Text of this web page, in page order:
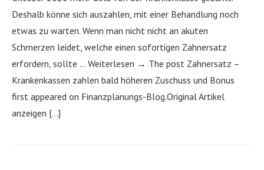
Deshalb könne sich auszahlen, mit einer Behandlung noch
etwas zu warten. Wenn man nicht nicht an akuten
Schmerzen leidet, welche einen sofortigen Zahnersatz
erfordern, sollte … Weiterlesen → The post Zahnersatz –
Krankenkassen zahlen bald höheren Zuschuss und Bonus
first appeared on Finanzplanungs-Blog.Original Artikel
anzeigen […]